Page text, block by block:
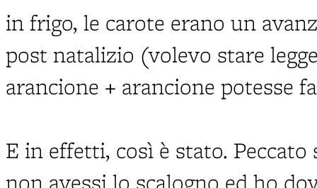
in frigo, le carote erano un
post natalizio (volevo stare
arancione + arancione potesse
E in effetti, così è stato.